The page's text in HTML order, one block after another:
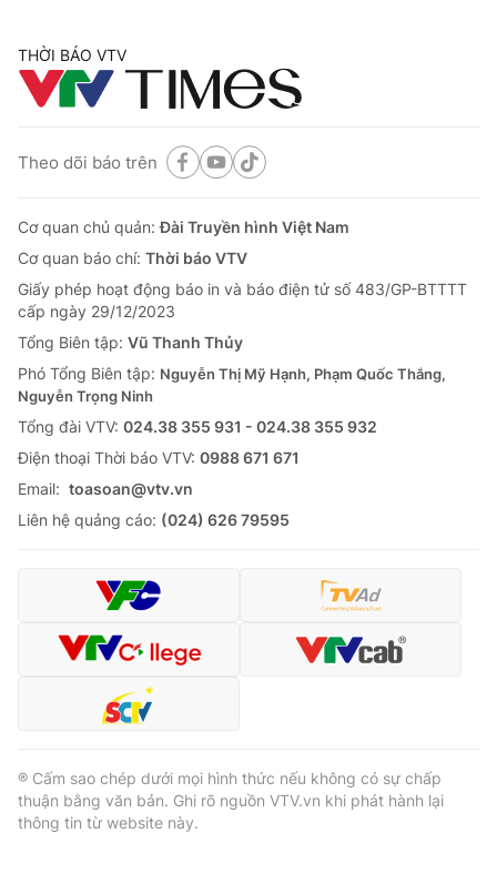
THỜI BÁO VTV
Theo dõi báo trên
Cơ quan chủ quản:Đài Truyền hình Việt Nam
Cơ quan báo chí: Thời báo VTV
Giấy phép hoạt động báo in và báo điện tử số 483/GP-BTTTT
cấp ngày 29/12/2023
Tổng Biên tập: Vũ Thanh Thủy
Phó Tổng Biên tập: Nguyễn Thị Mỹ Hạnh, Phạm Quốc Thắng,
Nguyễn Trọng Ninh
Tổng đài VTV: 024.38 355 931 - 024.38 355 932
Ðiện thoại Thời báo VTV: 0988 671 671
Email: toasoan@vtv.vn
Liên hệ quảng cáo: (024) 626 79595
® Cấm sao chép dưới mọi hình thức nếu không có sự chấp
thuận bằng văn bản. Ghi rõ nguồn VTV.vn khi phát hành lại
thông tin từ website này.